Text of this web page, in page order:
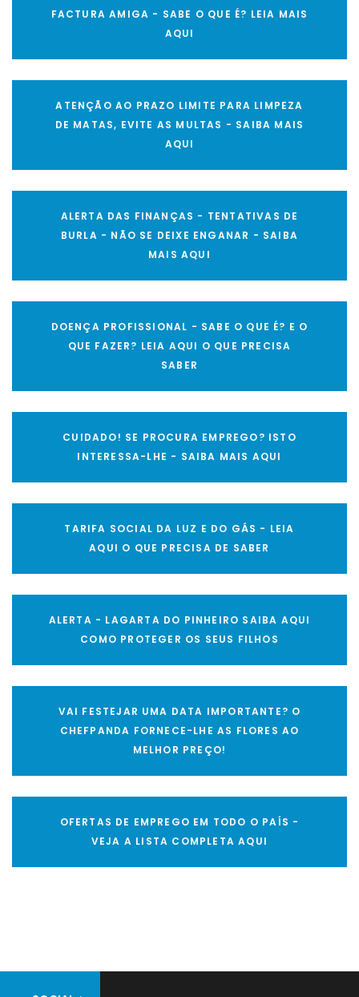
FACTURA AMIGA - SABE O QUE É? LEIA MAIS
AQUI
ATENÇÃO AO PRAZO LIMITE PARA LIMPEZA
DE MATAS, EVITE AS MULTAS - SAIBA MAIS
AQUI
ALERTA DAS FINANÇAS - TENTATIVAS DE
BURLA - NÃO SE DEIXE ENGANAR - SAIBA
MAIS AQUI
DOENÇA PROFISSIONAL - SABE O QUE É? E O
QUE FAZER? LEIA AQUI O QUE PRECISA
SABER
CUIDADO! SE PROCURA EMPREGO? ISTO
INTERESSA-LHE - SAIBA MAIS AQUI
TARIFA SOCIAL DA LUZ E DO GÁS - LEIA
AQUI O QUE PRECISA DE SABER
ALERTA - LAGARTA DO PINHEIRO SAIBA AQUI
COMO PROTEGER OS SEUS FILHOS
VAI FESTEJAR UMA DATA IMPORTANTE? O
CHEFPANDA FORNECE-LHE AS FLORES AO
MELHOR PREÇO!
OFERTAS DE EMPREGO EM TODO O PAÍS -
VEJA A LISTA COMPLETA AQUI